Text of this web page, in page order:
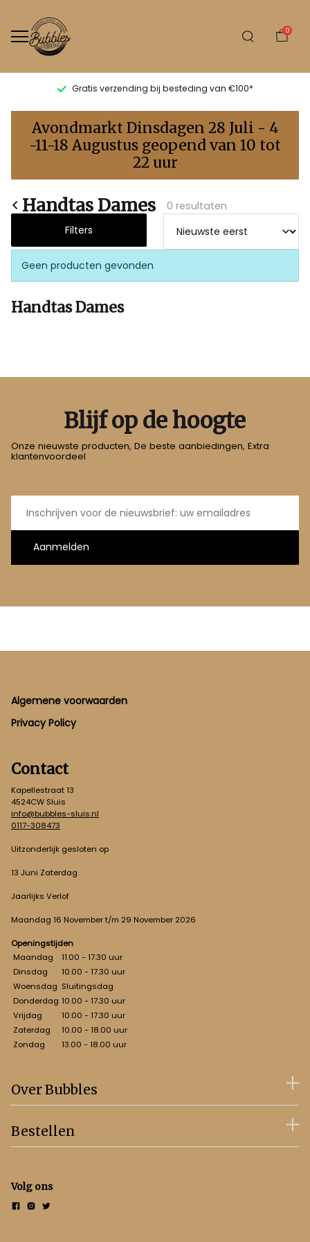
0
Gratis verzending bij besteding van €100*
Handtas
dames
-
Bubbles
Sluis
Avondmarkt Dinsdagen 28 Juli - 4
-11-18 Augustus geopend van 10 tot
22 uur
Handtas Dames
0 resultaten
Filters
Geen producten gevonden
Handtas Dames
Blijf op de hoogte
Onze nieuwste producten, De beste aanbiedingen, Extra
klantenvoordeel
E-
mailadres
Aanmelden
Footer
Algemene voorwaarden
Privacy Policy
Contact
Kapellestraat 13
4524CW Sluis
info@bubbles-sluis.nl
0117-308473
Uitzonderlijk gesloten op
13 Juni Zaterdag
Jaarlijks Verlof
Maandag 16 November t/m 29 November 2026
Openingstijden
Maandag
11.00 - 17.30 uur
Dinsdag
10.00 - 17.30 uur
Woensdag Sluitingsdag
Donderdag 10.00 - 17.30 uur
Vrijdag
10.00 - 17.30 uur
Zaterdag
10.00 - 18.00 uur
Zondag
13.00 - 18.00 uur
Over Bubbles
Bestellen
Volg ons